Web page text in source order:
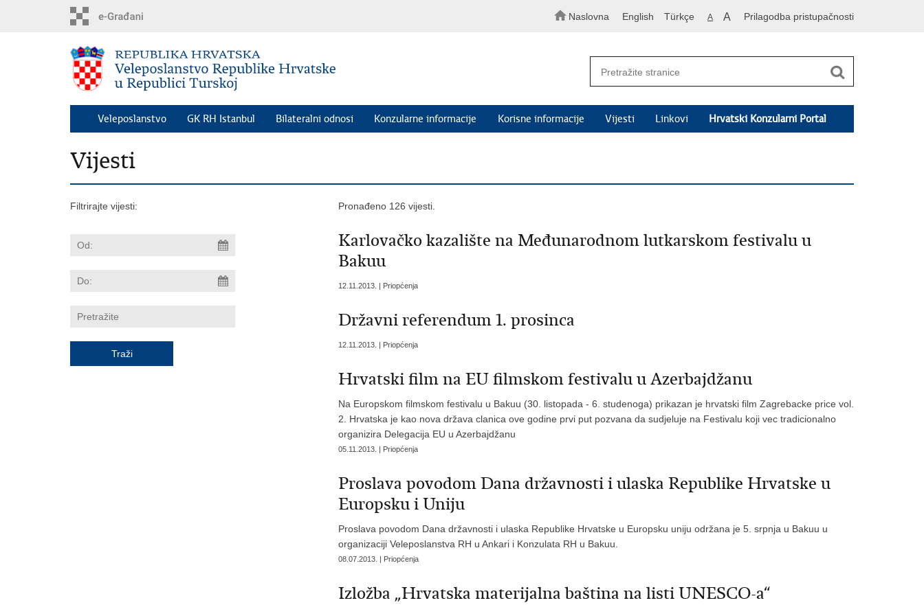
Naslovna English Türkçe A A Prilagodba pristupačnosti
Veleposlanstvo GK RH Istanbul Bilateralni odnosi Konzularne informacije Korisne informacije Vijesti Linkovi Hrvatski Konzularni Portal
Vijesti
Filtrirajte vijesti: Pronađeno 126 vijesti.
Karlovačko kazalište na Međunarodnom lutkarskom festivalu u
Bakuu
12.11.2013. | Priopćenja
Državni referendum 1. prosinca
12.11.2013. | Priopćenja
Hrvatski film na EU filmskom festivalu u Azerbajdžanu
Na Europskom filmskom festivalu u Bakuu (30. listopada - 6. studenoga) prikazan je hrvatski film Zagrebacke price vol.
2. Hrvatska je kao nova država clanica ove godine prvi put pozvana da sudjeluje na Festivalu koji vec tradicionalno
organizira Delegacija EU u Azerbajdžanu
05.11.2013. | Priopćenja
Proslava povodom Dana državnosti i ulaska Republike Hrvatske u
Europsku i Uniju
Proslava povodom Dana državnosti i ulaska Republike Hrvatske u Europsku uniju održana je 5. srpnja u Bakuu u
organizaciji Veleposlanstva RH u Ankari i Konzulata RH u Bakuu.
08.07.2013. | Priopćenja
Izložba „Hrvatska materijalna baština na listi UNESCO-a“